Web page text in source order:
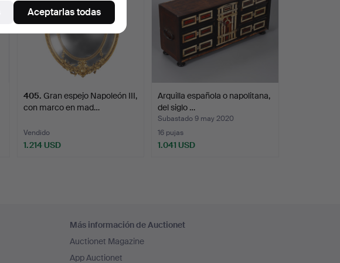
405. Gran espejo Napoleón III,
con marco en mad…
Vendido
1.214 USD
Arquilla española o napolitana,
del siglo …
Subastado 9 may 2020
16 pujas
1.041 USD
Más información de Auctionet
Auctionet Magazine
App Auctionet
Aceptarlas todas